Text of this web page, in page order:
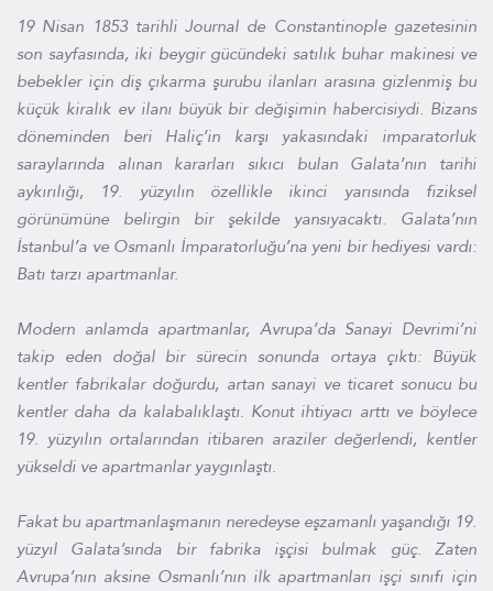
19 Nisan 1853 tarihliJournal de Constantinoplegazetesinin
son sayfasında, iki beygir gücündeki satılık buhar makinesi ve
bebekler için diş çıkarma şurubu ilanları arasına gizlenmiş bu
küçük kiralık ev ilanı büyük bir değişimin habercisiydi. Bizans
döneminden beri Haliç’in karşı yakasındaki imparatorluk
saraylarında alınan kararları sıkıcı bulan Galata’nın tarihi
aykırılığı, 19. yüzyılın özellikle ikinci yarısında fiziksel
görünümüne belirgin bir şekilde yansıyacaktı. Galata’nın
İstanbul’a ve Osmanlı İmparatorluğu’na yeni bir hediyesi vardı:
Batı tarzı apartmanlar.
Modern anlamda apartmanlar, Avrupa’da Sanayi Devrimi’ni
takip eden doğal bir sürecin sonunda ortaya çıktı: Büyük
kentler fabrikalar doğurdu, artan sanayi ve ticaret sonucu bu
kentler daha da kalabalıklaştı. Konut ihtiyacı arttı ve böylece
19. yüzyılın ortalarından itibaren araziler değerlendi, kentler
yükseldi ve apartmanlar yaygınlaştı.
Fakat bu apartmanlaşmanın neredeyse eşzamanlı yaşandığı 19.
yüzyıl Galata’sında bir fabrika işçisi bulmak güç. Zaten
Avrupa’nın aksine Osmanlı’nın ilk apartmanları işçi sınıfı için